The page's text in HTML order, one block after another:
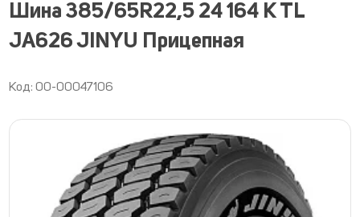
Шина 385/65R22,5 24 164 K TL
JA626 JINYU Прицепная
Код: 00-00047106